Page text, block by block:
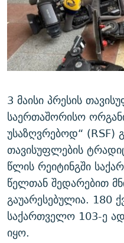
ᲛᲝᲚᲐᲞᲐᲠᲐᲙᲔ ᲢᲔᲥᲡᲢᲔᲑᲘ
ᲨᲘᲜ - ᲣᲪᲮᲝᲔᲗᲨᲘ
ᲚᲘᲢᲔᲠᲐᲢᲣᲠᲣᲚᲘ
ᲐᲛᲔᲠᲘᲙᲣᲚᲘ ᲛᲝᲗᲮᲠᲝᲑᲐ
ᲘᲛᲞᲔᲠᲘᲐ ᲓᲐ ᲠᲐᲓᲘᲝ
ᲩᲔᲛᲘ ᲡᲘᲙᲕᲓᲘᲚᲘᲡ ᲛᲘᲖᲔᲖᲘᲐ
11 ᲬᲔᲚᲘ - 11 ᲐᲛᲑᲐᲕᲘ
ᲡᲐᲞᲐᲠᲚᲐᲛᲔᲜᲢᲝ
ᲑᲐᲕᲨᲕᲔᲑᲘ
5 ᲐᲛᲑᲐᲕᲘ - 20 ᲘᲕᲜᲘᲡᲡ
ᲐᲒᲕᲘᲡᲢᲝᲡ ᲝᲛᲘ
ПРИВЕТ ᲙᲣᲚᲢᲣᲠᲐ
ᲒᲐᲛᲝᲘᲬᲔᲠᲔ
რთე/რთ-ის ყველა
3 მაისი პრესის
საერთაშორისო
უსაზღვრებოდ“ (RSF)
თავისუფლების
წლის რეიტინგში
წელთან შედარებით
გაუარესებულია. 180
საქართველო 103-ე
იყო.